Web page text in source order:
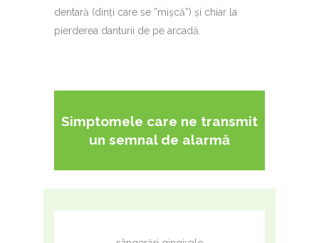
dentară (dinți care se ”mișcă”) și chiar la
pierderea danturii de pe arcadă.
Simptomele care ne transmit
un semnal de alarmă